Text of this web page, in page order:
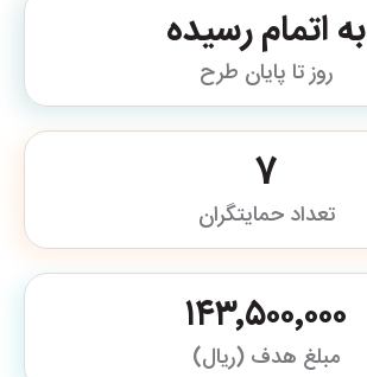
به اتمام رسیده
روز تا پایان طرح
7
تعداد حمایتگران
۱۴۳٬۵۰۰٬۰۰۰
مبلغ هدف (ریال)